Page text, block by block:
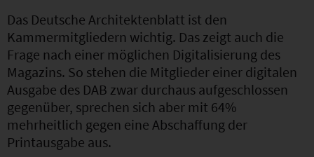
Das Deutsche Architektenblatt ist den
Kammermitgliedern wichtig. Das zeigt auch die
Frage nach einer möglichen Digitalisierung des
Magazins. So stehen die Mitglieder einer digitalen
Ausgabe des DAB zwar durchaus aufgeschlossen
gegenüber, sprechen sich aber mit 64%
mehrheitlich gegen eine Abschaffung der
Printausgabe aus.